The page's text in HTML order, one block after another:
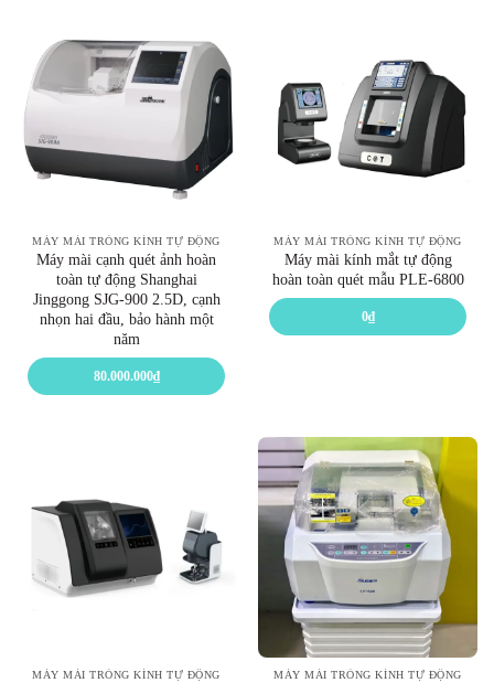
MÁY MÀI TRÒNG KÍNH TỰ ĐỘNG
Máy mài cạnh quét ảnh hoàn
toàn tự động Shanghai
Jinggong SJG-900 2.5D, cạnh
nhọn hai đầu, bảo hành một
năm
80.000.000₫
MÁY MÀI TRÒNG KÍNH TỰ ĐỘNG
Máy mài kính mắt tự động
hoàn toàn quét mẫu PLE-6800
0₫
MÁY MÀI TRÒNG KÍNH TỰ ĐỘNG MÁY MÀI TRÒNG KÍNH TỰ ĐỘNG